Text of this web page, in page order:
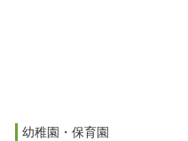
幼稚園・保育園